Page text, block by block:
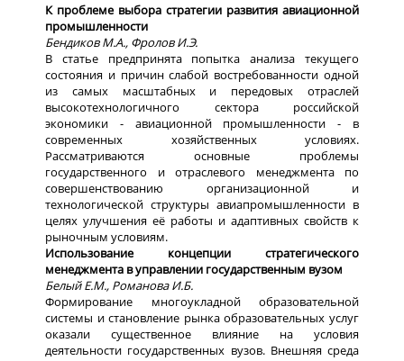
К проблеме выбора стратегии развития авиационной
промышленности
Бендиков М.А., Фролов И.Э.
В статье предпринята попытка анализа текущего
состояния и причин слабой востребованности одной
из самых масштабных и передовых отраслей
высокотехнологичного сектора российской
экономики - авиационной промышленности - в
современных хозяйственных условиях.
Рассматриваются основные проблемы
государственного и отраслевого менеджмента по
совершенствованию организационной и
технологической структуры авиапромышленности в
целях улучшения её работы и адаптивных свойств к
рыночным условиям.
Использование концепции стратегического
менеджмента в управлении государственным вузом
Белый Е.М., Романова И.Б.
Формирование многоукладной образовательной
системы и становление рынка образовательных услуг
оказали существенное влияние на условия
деятельности государственных вузов. Внешняя среда